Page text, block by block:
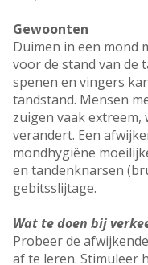
Gewoonten
Duimen in een mond
voor de stand van de
spenen en vingers
tandstand. Mensen
zuigen vaak
verandert. Een
mondhygiëne
en tandenknarsen
gebitsslijtage.
Wat te doen bij
Probeer de
af te leren. Stimuleer